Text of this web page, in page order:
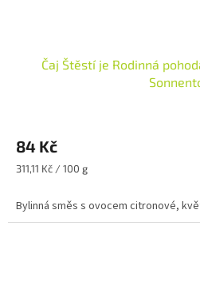
Čaj Štěstí je Rodinná
84 Kč
Měrná
311,11 Kč / 100 g
Bylinná směs s ovocem citronové,